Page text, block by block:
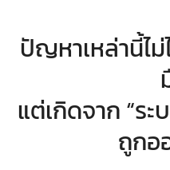
ปัญหาเหล่านี้ไม่
แต่เกิดจาก “ร
ถูกอ